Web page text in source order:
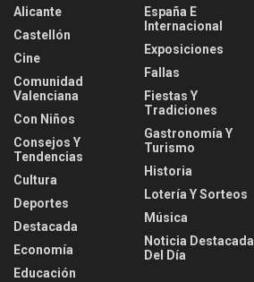
Alicante
Castellón
Cine
Comunidad
Valenciana
Con Niños
Consejos Y
Tendencias
Cultura
Deportes
Destacada
Economía
Educación
España E
Internacional
Exposiciones
Fallas
Fiestas Y
Tradiciones
Gastronomía Y
Turismo
Historia
Lotería Y Sorteos
Música
Noticia Destacada
Del Día